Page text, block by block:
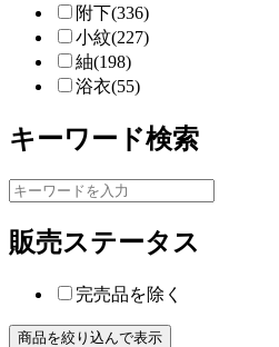
附下(336)
小紋(227)
紬(198)
浴衣(55)
キーワード検索
販売ステータス
完売品を除く